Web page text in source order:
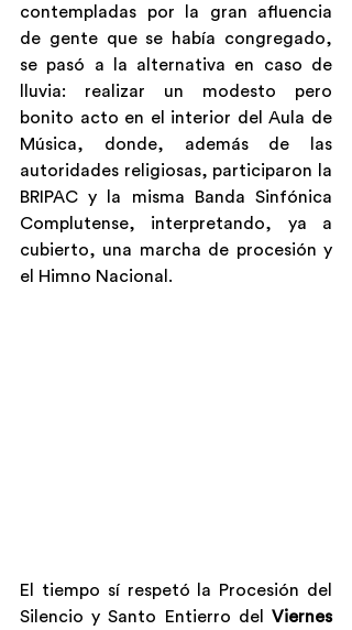
contempladas por la gran afluencia
de gente que se había congregado,
se pasó a la alternativa en caso de
lluvia: realizar un modesto pero
bonito acto en el interior del Aula de
Música, donde, además de las
autoridades religiosas, participaron la
BRIPAC y la misma Banda Sinfónica
Complutense, interpretando, ya a
cubierto, una marcha de procesión y
el Himno Nacional.
El tiempo sí respetó la Procesión del
Silencio y Santo Entierro del Viernes